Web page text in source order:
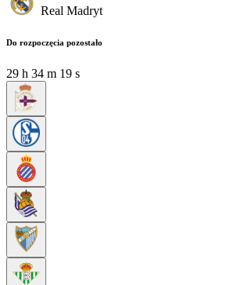
Real Madryt
Do rozpoczęcia pozostało
29 h 34 m 18 s